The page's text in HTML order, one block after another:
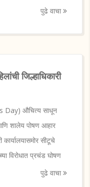
पुढे वाचा
जिल्हाधिकारी
Day) औचित्य साधून
शालेय पोषण आहार
कार्यालयासमोर सीटूचे
विरोधात प्रचंड घोषण
पुढे वाचा